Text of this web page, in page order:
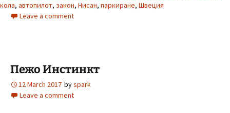
кола, автопилот, закон, Нисан, паркиране, Швеция
Leave a comment
Пежо Инстинкт
12 March 2017 byspark
Leave a comment